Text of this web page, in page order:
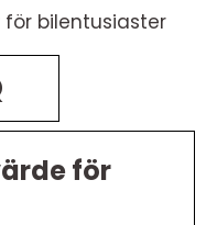
bilentusiaster
för